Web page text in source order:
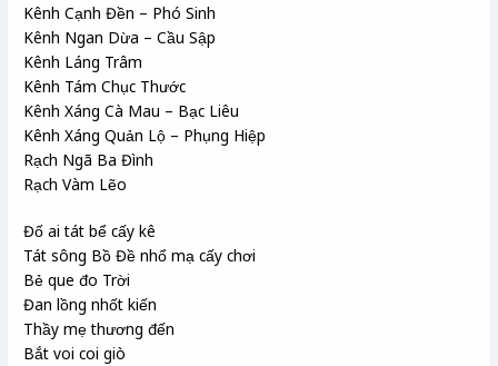
Kênh Cạnh Đền – Phó Sinh
Kênh Ngan Dừa – Cầu Sập
Kênh Láng Trâm
Kênh Tám Chục Thước
Kênh Xáng Cà Mau – Bạc Liêu
Kênh Xáng Quản Lộ – Phụng Hiệp
Rạch Ngã Ba Đình
Rạch Vàm Lẽo
Đố ai tát bể cấy kê
Tát sông Bồ Đề nhổ mạ cấy chơi
Bẻ que đo Trời
Đan lồng nhốt kiến
Thầy mẹ thương đến
Bắt voi coi giò